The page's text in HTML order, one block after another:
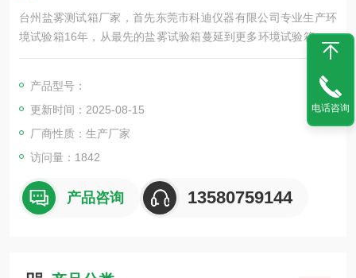
台州盐雾测试箱厂家，首先东莞市科迪仪器有限公司专业生产环
境试验箱16年，从最先的盐雾试验箱蔓延到更多环境试验箱都可
以生产，比如说高低温试验箱，紫外线耐气候试验箱，恒温恒湿
箱，老化试验箱，冷热冲击试验箱，氙灯耐气候试验箱，盐水浸
泡试验箱，蒸汽老化试验箱，水煮试验箱等..........
产品型号：
更新时间：2025-08-15
厂商性质：生产厂家
访问量：1842
产品咨询 13580759144
电话咨询